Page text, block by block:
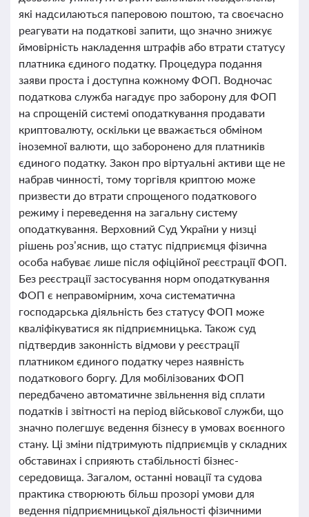
які надсилаються паперовою поштою, та своєчасно
реагувати на податкові запити, що значно знижує
ймовірність накладення штрафів або втрати статусу
платника єдиного податку. Процедура подання
заяви проста і доступна кожному ФОП. Водночас
податкова служба нагадує про заборону для ФОП
на спрощеній системі оподаткування продавати
криптовалюту, оскільки це вважається обміном
іноземної валюти, що заборонено для платників
єдиного податку. Закон про віртуальні активи ще не
набрав чинності, тому торгівля криптою може
призвести до втрати спрощеного податкового
режиму і переведення на загальну систему
оподаткування. Верховний Суд України у низці
рішень роз’яснив, що статус підприємця фізична
особа набуває лише після офіційної реєстрації ФОП.
Без реєстрації застосування норм оподаткування
ФОП є неправомірним, хоча систематична
господарська діяльність без статусу ФОП може
кваліфікуватися як підприємницька. Також суд
підтвердив законність відмови у реєстрації
платником єдиного податку через наявність
податкового боргу. Для мобілізованих ФОП
передбачено автоматичне звільнення від сплати
податків і звітності на період військової служби, що
значно полегшує ведення бізнесу в умовах воєнного
стану. Ці зміни підтримують підприємців у складних
обставинах і сприяють стабільності бізнес-
середовища. Загалом, останні новації та судова
практика створюють більш прозорі умови для
ведення підприємницької діяльності фізичними